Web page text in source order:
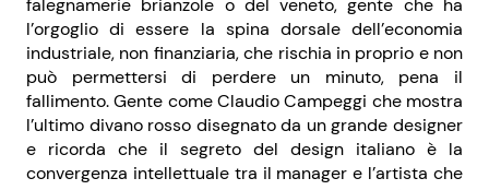
falegnamerie brianzole o del veneto, gente che ha
l’orgoglio di essere la spina dorsale dell’economia
industriale, non finanziaria, che rischia in proprio e non
può permettersi di perdere un minuto, pena il
fallimento. Gente come Claudio Campeggi che mostra
l’ultimo divano rosso disegnato da un grande designer
e ricorda che il segreto del design italiano è la
convergenza intellettuale tra il manager e l’artista che